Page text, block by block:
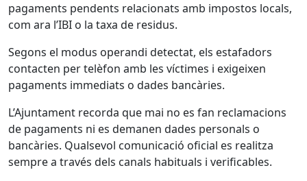
pagaments pendents relacionats amb impostos locals,
com ara l’IBI o la taxa de residus.
Segons el modus operandi detectat, els estafadors
contacten per telèfon amb les víctimes i exigeixen
pagaments immediats o dades bancàries.
L’Ajuntament recorda que mai no es fan reclamacions
de pagaments ni es demanen dades personals o
bancàries. Qualsevol comunicació oficial es realitza
sempre a través dels canals habituals i verificables.